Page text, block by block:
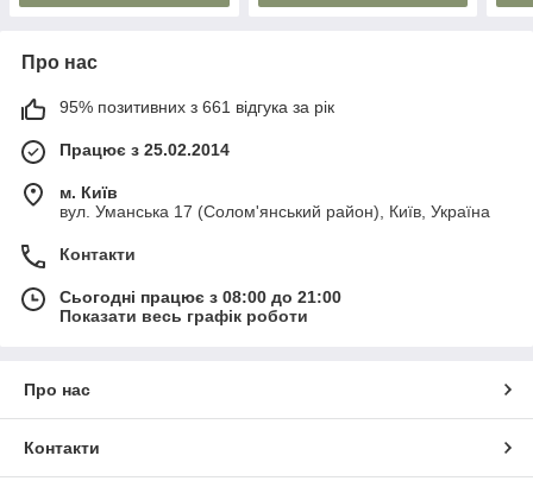
Про нас
95% позитивних з 661 відгука за рік
Працює з 25.02.2014
м. Київ
вул. Уманська 17 (Солом'янський район), Київ, Україна
Контакти
Сьогодні працює з 08:00 до 21:00
Показати весь графік роботи
Про нас
Контакти